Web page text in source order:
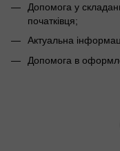
Допомога у
початківця;
Актуальна
Допомога в